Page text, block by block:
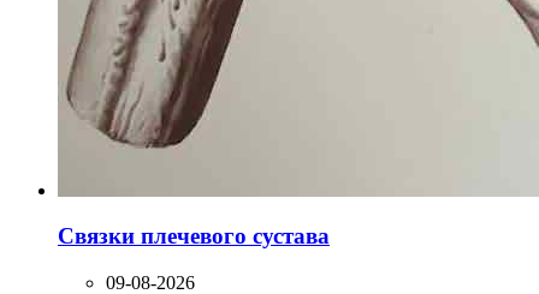
Связки плечевого сустава
09-08-2026